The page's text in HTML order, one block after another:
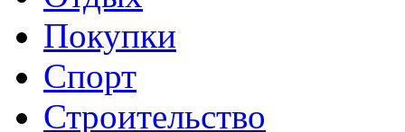
Покупки
Спорт
Строительство